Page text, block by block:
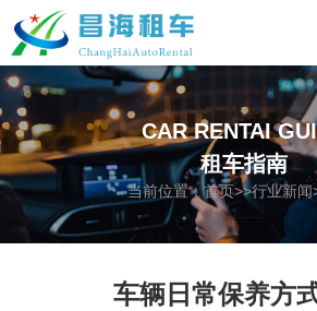
CAR RENTAI
租车指南
当前位置：首页>>行业新闻
车辆日常保养方